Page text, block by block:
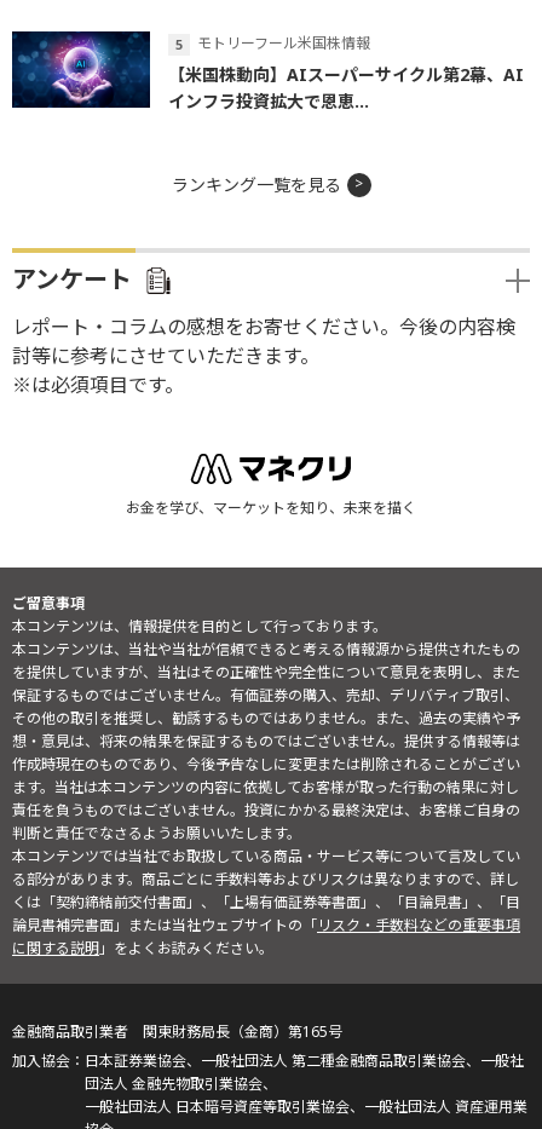
モトリーフール米国株情報
【米国株動向】AIスーパーサイクル第2幕、AI
インフラ投資拡大で恩恵...
ランキング一覧を見る
アンケート
レポート・コラムの感想をお寄せください。今後の内容検
討等に参考にさせていただきます。
※は必須項目です。
お金を学び、マーケットを知り、未来を描く
ご留意事項
本コンテンツは、情報提供を目的として行っております。
本コンテンツは、当社や当社が信頼できると考える情報源から提供されたもの
を提供していますが、当社はその正確性や完全性について意見を表明し、また
保証するものではございません。有価証券の購入、売却、デリバティブ取引、
その他の取引を推奨し、勧誘するものではありません。また、過去の実績や予
想・意見は、将来の結果を保証するものではございません。提供する情報等は
作成時現在のものであり、今後予告なしに変更または削除されることがござい
ます。当社は本コンテンツの内容に依拠してお客様が取った行動の結果に対し
責任を負うものではございません。投資にかかる最終決定は、お客様ご自身の
判断と責任でなさるようお願いいたします。
本コンテンツでは当社でお取扱している商品・サービス等について言及してい
る部分があります。商品ごとに手数料等およびリスクは異なりますので、詳し
くは「契約締結前交付書面」、「上場有価証券等書面」、「目論見書」、「目
論見書補完書面」または当社ウェブサイトの「リスク・手数料などの重要事項
に関する説明」をよくお読みください。
金融商品取引業者 関東財務局長（金商）第165号
日本証券業協会、一般社団法人 第二種金融商品取引業協会、一般社
団法人 金融先物取引業協会、
一般社団法人 日本暗号資産等取引業協会、一般社団法人 資産運用業